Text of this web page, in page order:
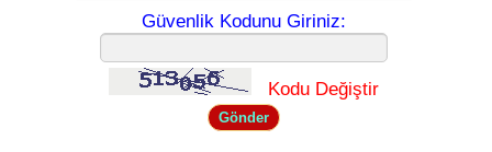
Güvenlik Kodunu Giriniz:
Kodu Değiştir